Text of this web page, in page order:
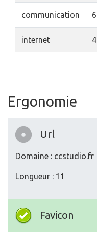
communication 6
internet 4
Ergonomie
Url
Domaine : ccstudio.fr
Longueur : 11
Favicon